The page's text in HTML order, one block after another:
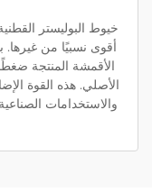
خيوط البوليستر
أقوى نسبيًا من
الأقمشة المنتجة
الأصلي. هذه القوة
والاستخدامات